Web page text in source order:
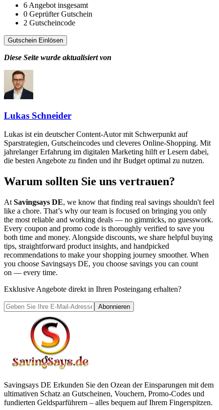
6 Angebot insgesamt
0 Geprüfter Gutschein
2 Gutscheincode
Gutschein Einlösen
Diese Seite wurde aktualisiert von
Lukas Schneider
Lukas ist ein deutscher Content-Autor mit Schwerpunkt auf
Sparstrategien, Gutscheincodes und cleveres Online-Shopping. Mit
jahrelanger Erfahrung im digitalen Marketing hilft er Lesern dabei,
die besten Angebote zu finden und ihr Budget optimal zu nutzen.
Warum sollten Sie uns vertrauen?
At Savingsays DE, we know that finding real savings shouldn't feel
like a chore. That’s why our team is focused on bringing you only
the most reliable and working deals — no gimmicks, no guesswork.
Every coupon and promo code is thoroughly verified to save you
both time and money. Alongside discounts, we share helpful buying
tips, straightforward product insights, and handpicked
recommendations to make your shopping journey smoother. When
you choose Savingsays DE, you choose savings you can count
on — every time.
Exklusive Angebote direkt in Ihren Posteingang erhalten?
Abonnieren
Savingsays DE Erkunden Sie den Ozean der Einsparungen mit dem
ultimativen Schatz an Gutscheinen, Vouchern, Promo-Codes und
fundierten Geldsparführern – alles bequem auf Ihrem Fingerspitzen.